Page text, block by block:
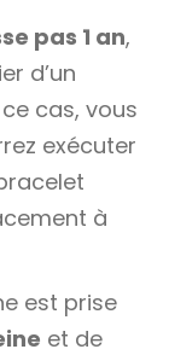
pas 1 an,
d’un
ce cas, vous
exécuter
à
est prise
et de